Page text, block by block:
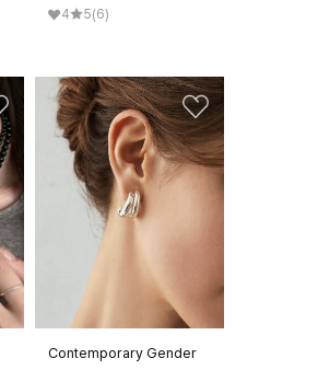
4
5(6)
Contemporary Gender